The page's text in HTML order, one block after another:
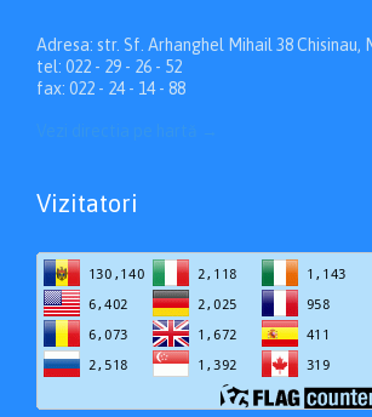
Adresa: str. Sf. Arhanghel Mihail 38 Chisinau,
tel: 022 - 29 - 26 - 52
fax: 022 - 24 - 14 - 88
Vizitatori